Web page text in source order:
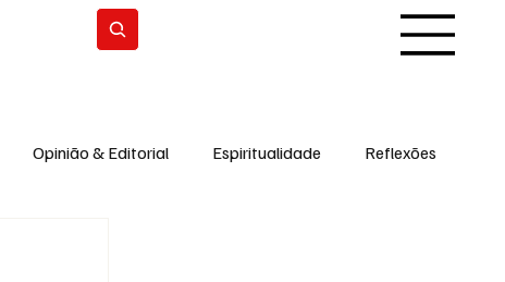
Opinião & Editorial Espiritualidade Reflexões